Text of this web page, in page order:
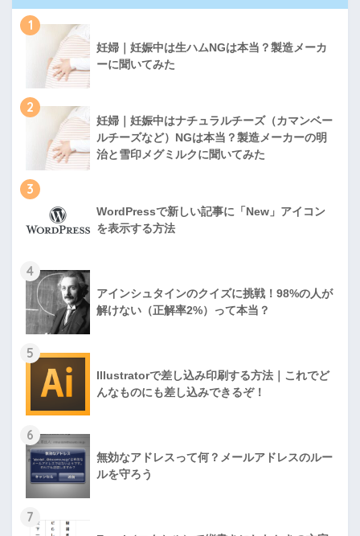
1
妊婦｜妊娠中は生ハムNGは本当？製造メーカ
ーに聞いてみた
2
妊婦｜妊娠中はナチュラルチーズ（カマンベー
ルチーズなど）NGは本当？製造メーカーの明
治と雪印メグミルクに聞いてみた
3
WordPressで新しい記事に「New」アイコン
を表示する方法
4
アインシュタインのクイズに挑戦！98%の人が
解けない（正解率2%）って本当？
5
Illustratorで差し込み印刷する方法｜これでど
んなものにも差し込みできるぞ！
6
無効なアドレスって何？メールアドレスのルー
ルを守ろう
7